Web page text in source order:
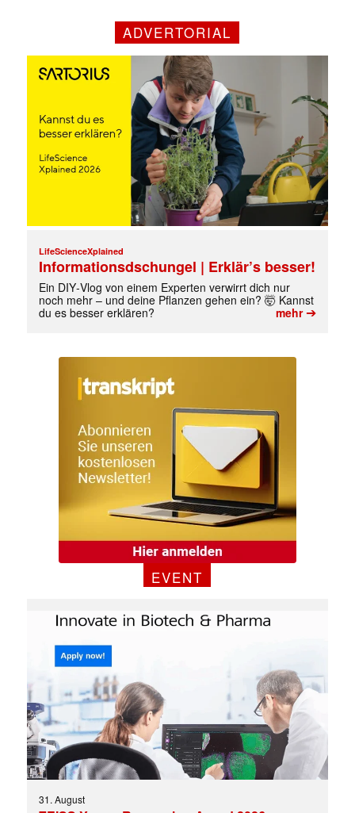
ADVERTORIAL
LifeScienceXplained
Informationsdschungel | Erklär’s besser!
Ein DIY‑Vlog von einem Experten verwirrt dich nur
noch mehr – und deine Pflanzen gehen ein? 🤯 Kannst
du es besser erklären?
mehr➔
EVENT
31. August